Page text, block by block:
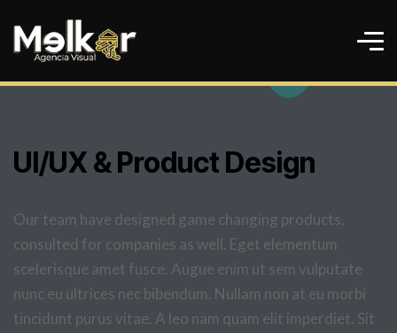
UI/UX & Product Design
Our team have designed game changing products,
consulted for companies as well. Eget elementum
scelerisque amet fusce. Augue enim ut sem vulputate
nunc eu ultrices nec bibendum. Nullam non at eu morbi
tincidunt purus vitae. A leo nam quam elit imperdiet. Sit